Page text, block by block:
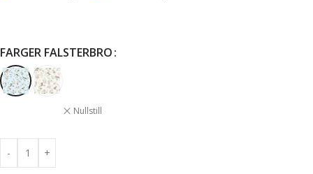
FARGER FALSTERBRO
Nullstill